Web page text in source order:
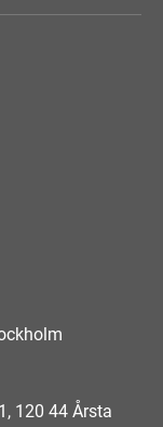
120 44 Årsta